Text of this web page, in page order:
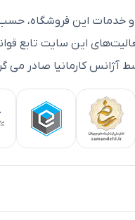
و خدمات اين فروشگاه، حسب
اين سايت تابع
آژانس کارمانیا صادر می